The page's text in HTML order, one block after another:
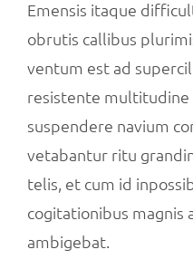
Emensis itaque
obrutis callibus
ventum est ad
resistente multitudine
suspendere navium
vetabantur ritu
telis, et cum id
cogitationibus magnis
ambigebat.